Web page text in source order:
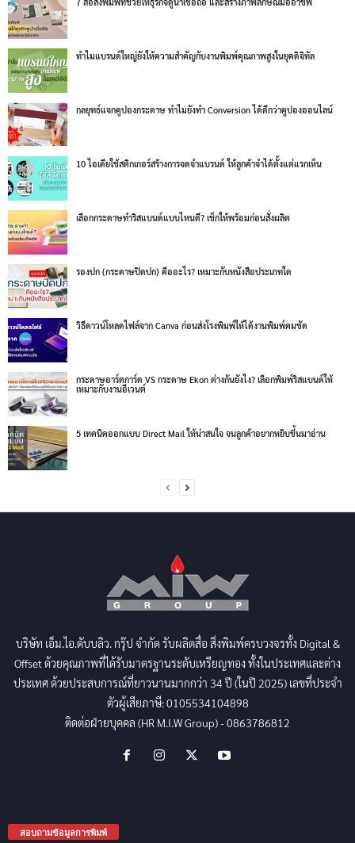
ทำไมแบรนด์ใหญ่ยังให้ความสำคัญกับงานพิมพ์คุณภาพสูงในยุคดิจิทัล
กลยุทธ์แจกคูปองกระดาษ ทำไมยังทำ Conversion ได้ดีกว่าคูปองออนไลน์
10 ไอเดียใช้สติกเกอร์สร้างการจดจำแบรนด์ ให้ลูกค้าจำได้ตั้งแต่แรกเห็น
เลือกกระดาษทำริสแบนด์แบบไหนดี? เช็กให้พร้อมก่อนสั่งผลิต
รองปก (กระดาษปิดปก) คืออะไร? เหมาะกับหนังสือประเภทใด
วิธีดาวน์โหลดไฟล์จาก Canva ก่อนส่งโรงพิมพ์ให้ได้งานพิมพ์คมชัด
กระดาษอาร์ตการ์ด VS กระดาษ Ekon ต่างกันยังไง? เลือกพิมพ์ริสแบนด์ให้
เหมาะกับงานอีเวนต์
5 เทคนิคออกแบบ Direct Mail ให้น่าสนใจ จนลูกค้าอยากหยิบขึ้นมาอ่าน
บริษัท เอ็ม.ไอ.ดับบลิว. กรุ๊ป จำกัด รับผลิตสื่อ สิ่งพิมพ์ครบวงจรทั้ง Digital &
Offset ด้วยคุณภาพที่ได้รับมาตรฐานระดับเหรียญทอง ทั้งในประเทศและต่าง
ประเทศ ด้วยประสบการณ์ที่ยาวนานมากกว่า 34 ปี (ในปี 2025) เลขที่ประจำ
ตัวผู้เสียภาษี: 0105534104898
ติดต่อฝ่ายบุคคล (HR M.I.W Group) - 0863786812
สอบถามข้อมูลการพิมพ์